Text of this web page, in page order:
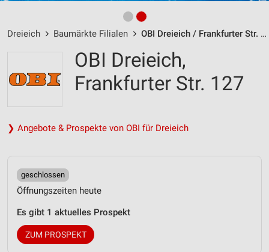
Dreieich Baumärkte Filialen OBI Dreieich / Frankfurter Str. 127 - Öffnungszeiten & Adresse
OBI Dreieich,
Frankfurter Str. 127
❯ Angebote & Prospekte von OBI für Dreieich
geschlossen
Öffnungszeiten heute
Es gibt 1 aktuelles Prospekt
ZUM PROSPEKT